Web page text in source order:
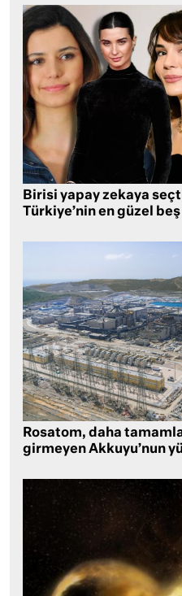
Birisi yapay zekaya
Türkiye’nin en güzel beş
Rosatom, daha
girmeyen Akkuyu’nun